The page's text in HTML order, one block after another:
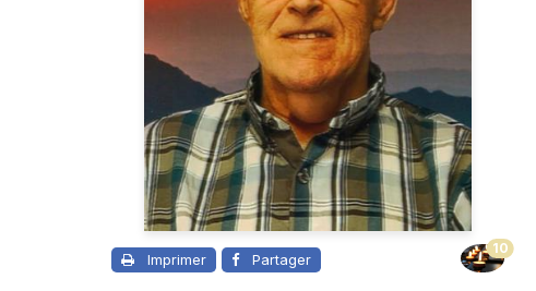
Imprimer Partager
10